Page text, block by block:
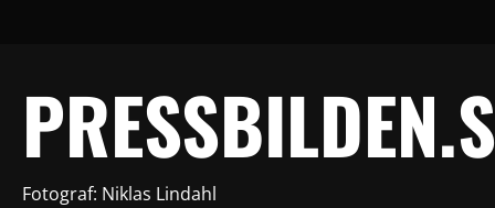
Fotograf: Niklas Lindahl